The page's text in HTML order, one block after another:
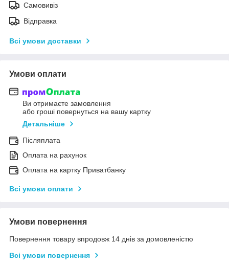
Самовивіз
Відправка
Всі умови доставки
Умови оплати
Ви отримаєте замовлення
або гроші повернуться на вашу картку
Детальніше
Післяплата
Оплата на рахунок
Оплата на картку Приватбанку
Всі умови оплати
Умови повернення
Повернення товару впродовж 14 днів за домовленістю
Всі умови повернення